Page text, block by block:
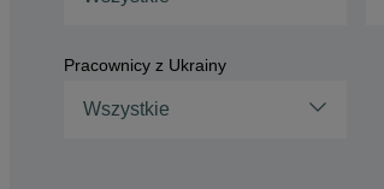
Pracownicy z Ukrainy
Wszystkie